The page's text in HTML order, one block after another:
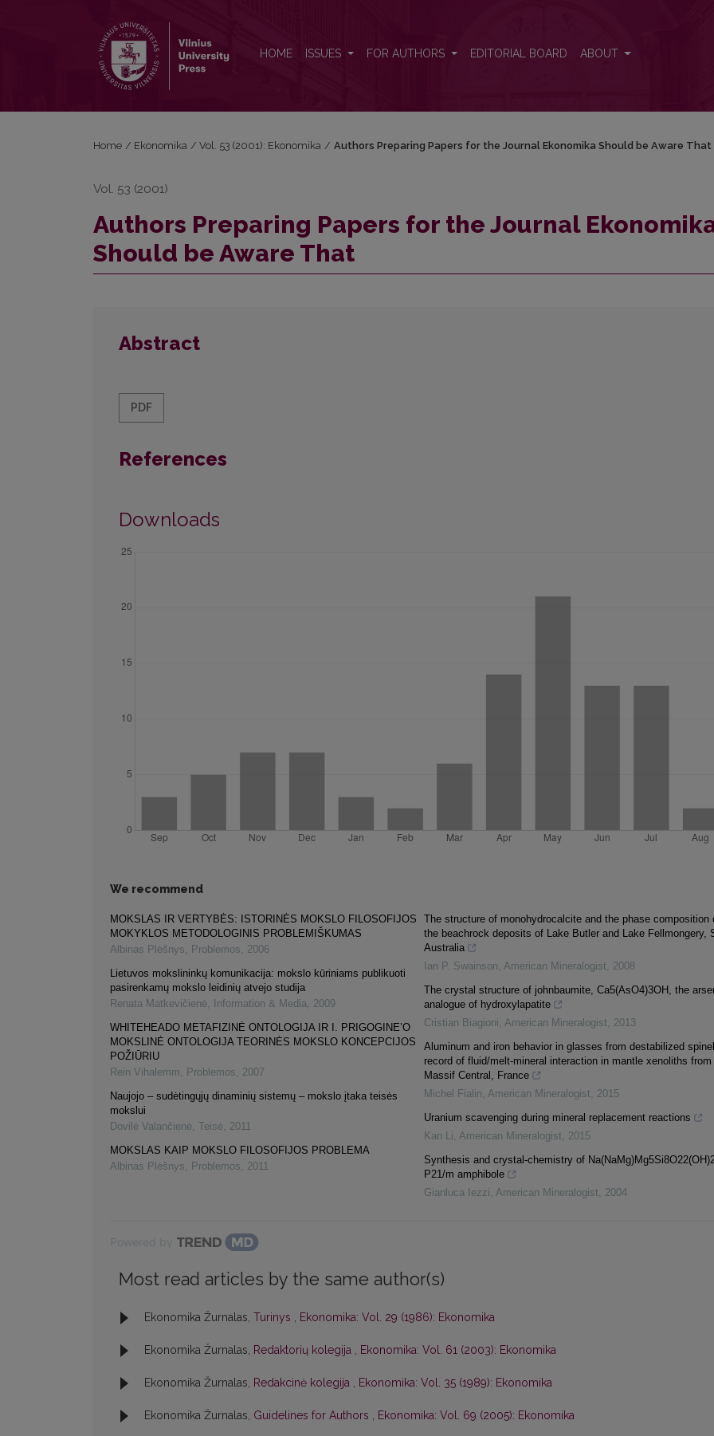
HOME ISSUES FOR AUTHORS EDITORIAL BOARD ABOUT
Home / Ekonomika / Vol. 53 (2001): Ekonomika / Authors Preparing Papers for the Journal Ekonomika Should be Aware That
Vol. 53 (2001)
Authors Preparing Papers for the Journal
Should be Aware That
Abstract
PDF
References
Downloads
We recommend
MOKSLAS IR VERTYBĖS: ISTORINĖS MOKSLO FILOSOFIJOS
MOKYKLOS METODOLOGINIS PROBLEMIŠKUMAS
Albinas Plėšnys, Problemos, 2006
Lietuvos mokslininkų komunikacija: mokslo kūriniams publikuoti
pasirenkamų mokslo leidinių atvejo studija
Renata Matkevičienė, Information & Media, 2009
WHITEHEADO METAFIZINĖ ONTOLOGIJA IR I. PRIGOGINE’O
MOKSLINĖ ONTOLOGIJA TEORINĖS MOKSLO KONCEPCIJOS
POŽIŪRIU
Rein Vihalemm, Problemos, 2007
Naujojo – sudėtingųjų dinaminių sistemų – mokslo įtaka teisės
mokslui
Dovilė Valančienė, Teisė, 2011
MOKSLAS KAIP MOKSLO FILOSOFIJOS PROBLEMA
Albinas Plėšnys, Problemos, 2011
The structure of monohydrocalcite and the phase composition
the beachrock deposits of Lake Butler and Lake Fellmongery,
Australia
Ian P. Swainson, American Mineralogist, 2008
The crystal structure of johnbaumite, Ca5(AsO4)3OH, the
analogue of hydroxylapatite
Cristian Biagioni, American Mineralogist, 2013
Aluminum and iron behavior in glasses from destabilized
record of fluid/melt-mineral interaction in mantle xenoliths from
Massif Central, France
Michel Fialin, American Mineralogist, 2015
Uranium scavenging during mineral replacement reactions
Kan Li, American Mineralogist, 2015
Synthesis and crystal-chemistry of
P21/m amphibole
Gianluca Iezzi, American Mineralogist, 2004
Most read articles by the same author(s)
Ekonomika Žurnalas, Turinys , Ekonomika: Vol. 29 (1986): Ekonomika
Ekonomika Žurnalas, Redaktorių kolegija , Ekonomika: Vol. 61 (2003): Ekonomika
Ekonomika Žurnalas, Redakcinė kolegija , Ekonomika: Vol. 35 (1989): Ekonomika
Ekonomika Žurnalas, Guidelines for Authors , Ekonomika: Vol. 69 (2005): Ekonomika